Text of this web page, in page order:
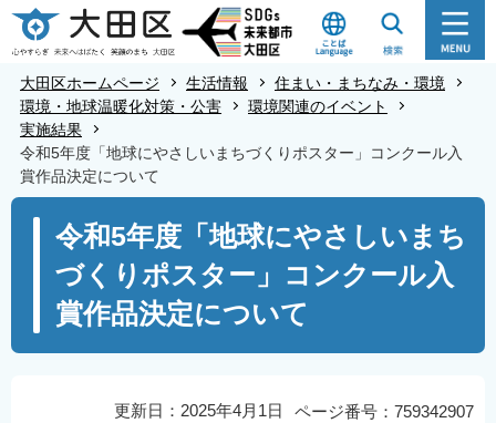
こ
の
先
大田区ホームページ 生活情報
住まい・まちなみ・環境
環境・地球温暖化対策・公害
環境関連のイベント
実施結果
令和5年度「地球にやさしいまちづくりポスター」コンクール入
賞作品決定について
令和5年度「地球にやさしいまち
づくりポスター」コンクール入
賞作品決定について
ページ番号：759342907
更新日：2025年4月1日